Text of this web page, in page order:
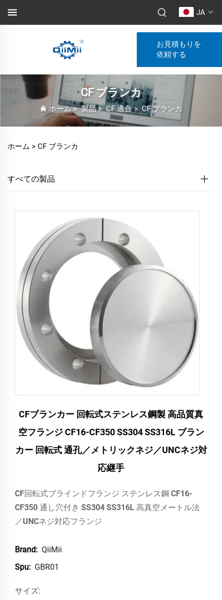
JA
お見積もりを
依頼する
CF ブランカ
ホーム>製品>CF 適合> CF ブランカ
ホーム > CF ブランカ
すべての製品
CFブランカー 回転式ステンレス鋼製 高品質真
空フランジ CF16-CF350 SS304 SS316L ブラン
カー 回転式 通孔／メトリックネジ／UNCネジ対
応継手
CF回転式ブラインドフランジ ステンレス鋼 CF16-
CF350 通し穴付き SS304 SS316L 高真空メートル法
／UNCネジ対応フランジ
Brand: QiiMii
Spu: GBR01
サイズ: